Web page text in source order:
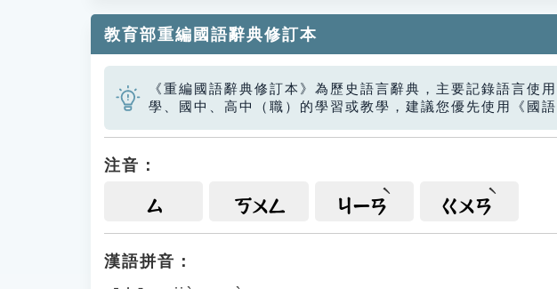
教育部重編國語辭典修訂本
《重編國語辭典修訂本》為歷史語言辭典，主要記錄語言使
學、國中、高中（職）的學習或教學，建議您優先使用《國
注音：
ㄙ ㄎㄨㄥ ㄐㄧㄢ ㄍㄨㄢ
漢語拼音：